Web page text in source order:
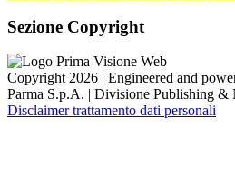
Sezione Copyright
Copyright 2026 | Engineered and
Parma S.p.A. | Divisione Publishing &
Disclaimer trattamento dati personali